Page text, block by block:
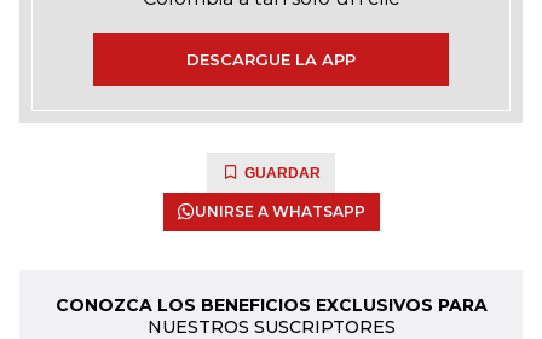
DESCARGUE LA APP
GUARDAR
UNIRSE A WHATSAPP
CONOZCA LOS BENEFICIOS EXCLUSIVOS PARA
NUESTROS SUSCRIPTORES